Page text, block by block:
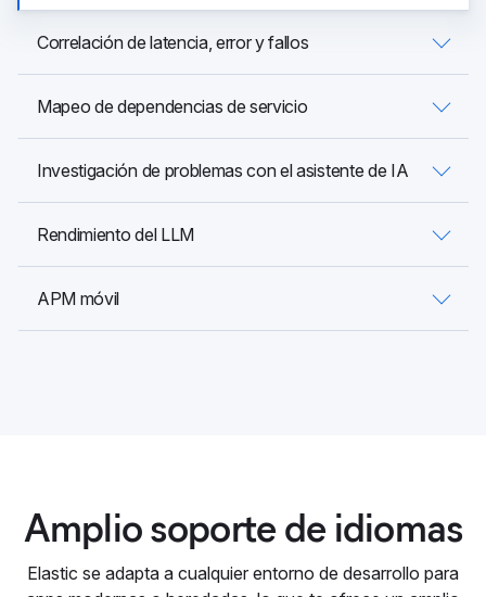
Correlación de latencia, error y fallos
Mapeo de dependencias de servicio
Investigación de problemas con el asistente de IA
Rendimiento del LLM
APM móvil
Amplio soporte de idiomas
Elastic se adapta a cualquier entorno de desarrollo para